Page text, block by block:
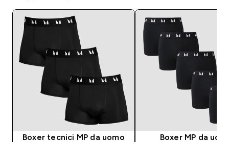
Boxer tecnici MP da uomo
Boxer MP da